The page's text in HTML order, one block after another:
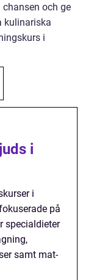
och ge
kulinariska
i
i
i
på
specialdieter
samt mat-